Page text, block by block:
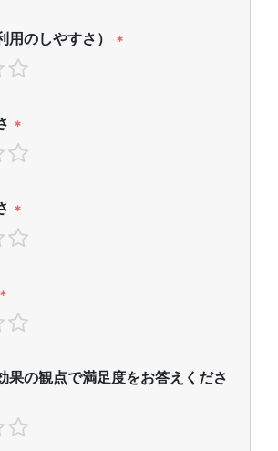
のしやすさ） *
*
*
*
果の観点で満足度をお答えくださ